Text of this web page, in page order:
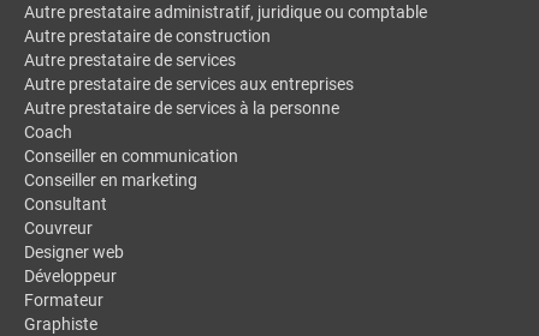
Autre prestataire administratif, juridique ou comptable
Autre prestataire de construction
Autre prestataire de services
Autre prestataire de services aux entreprises
Autre prestataire de services à la personne
Coach
Conseiller en communication
Conseiller en marketing
Consultant
Couvreur
Designer web
Développeur
Formateur
Graphiste